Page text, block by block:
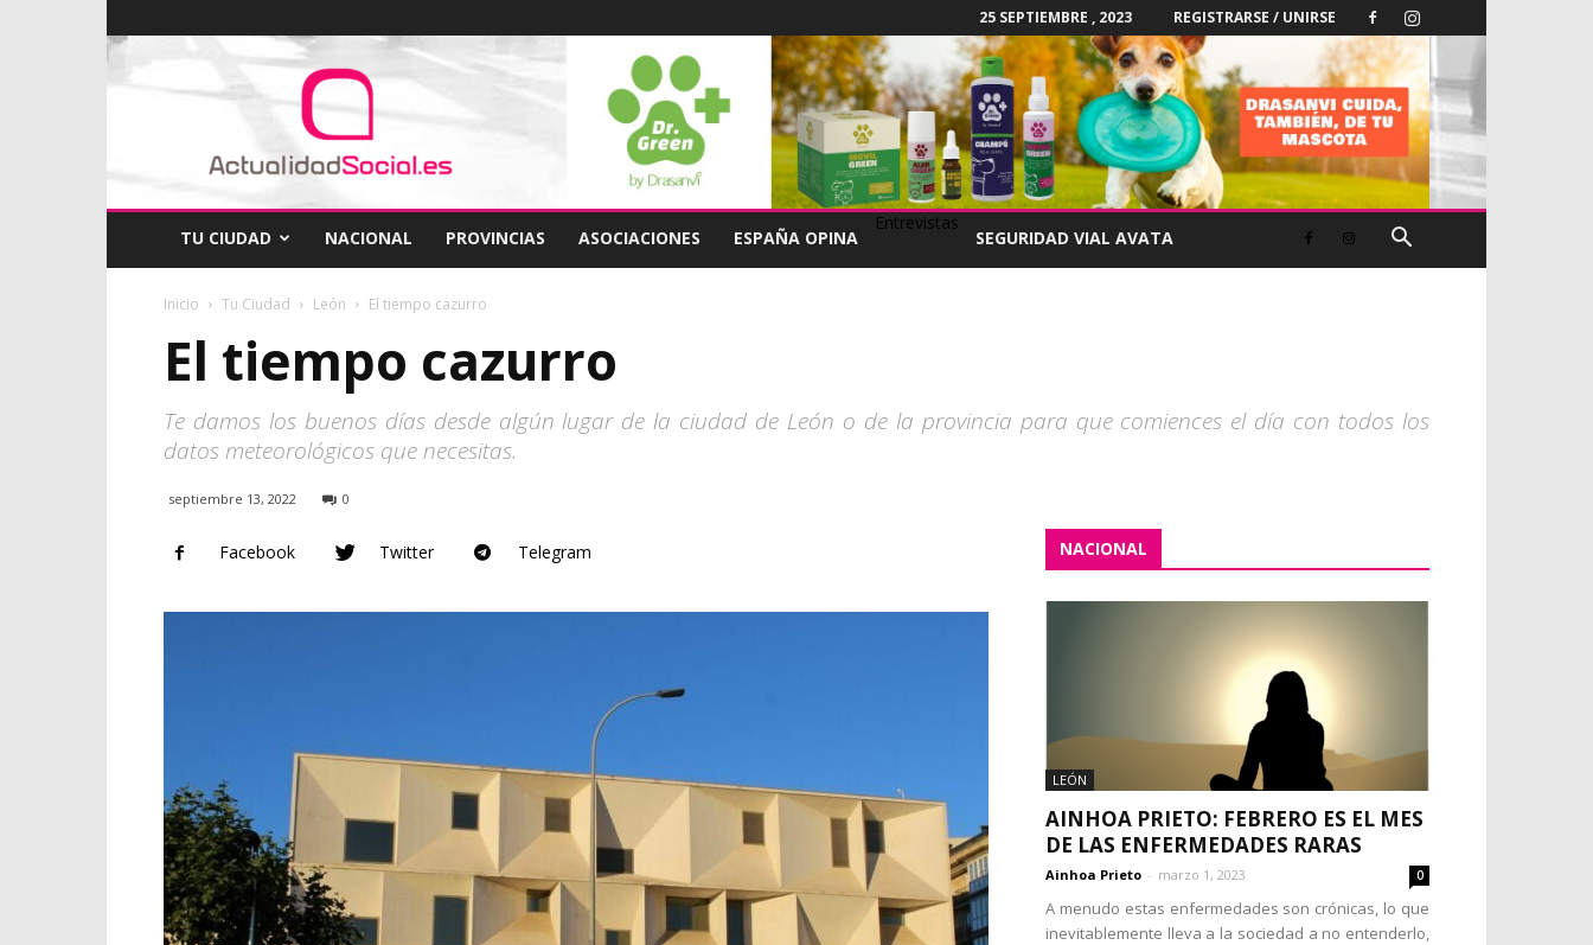
25 SEPTIEMBRE , 2023 REGISTRARSE / UNIRSE
ActualidadSocial
TU CIUDAD NACIONAL PROVINCIAS ASOCIACIONES ESPAÑA OPINA
Entrevistas
SEGURIDAD VIAL AVATA
Inicio Tu Ciudad León El tiempo cazurro
El tiempo cazurro
Te damos los buenos días desde algún lugar de la ciudad de León o de la provincia para que comiences el día con todos los
datos meteorológicos que necesitas.
septiembre 13, 2022 0
Facebook Twitter Telegram NACIONAL
LEÓN
AINHOA PRIETO: FEBRERO ES EL MES
DE LAS ENFERMEDADES RARAS
Ainhoa Prieto - marzo 1, 2023 0
A menudo estas enfermedades son crónicas, lo que
inevitablemente lleva a la sociedad a no entenderlo,